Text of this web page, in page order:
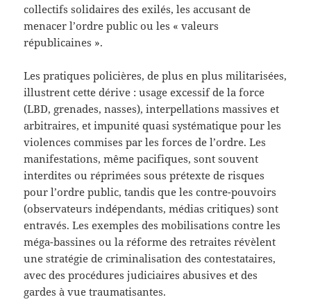
collectifs solidaires des exilés, les accusant de
menacer l’ordre public ou les « valeurs
républicaines ».
Les pratiques policières, de plus en plus militarisées,
illustrent cette dérive : usage excessif de la force
(LBD, grenades, nasses), interpellations massives et
arbitraires, et impunité quasi systématique pour les
violences commises par les forces de l’ordre. Les
manifestations, même pacifiques, sont souvent
interdites ou réprimées sous prétexte de risques
pour l’ordre public, tandis que les contre-pouvoirs
(observateurs indépendants, médias critiques) sont
entravés. Les exemples des mobilisations contre les
méga-bassines ou la réforme des retraites révèlent
une stratégie de criminalisation des contestataires,
avec des procédures judiciaires abusives et des
gardes à vue traumatisantes.